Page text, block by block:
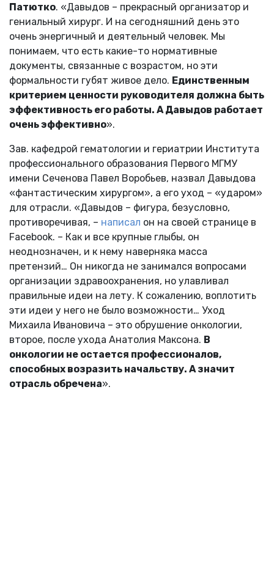
Патютко. «Давыдов – прекрасный организатор и
гениальный хирург. И на сегодняшний день это
очень энергичный и деятельный человек. Мы
понимаем, что есть какие-то нормативные
документы, связанные с возрастом, но эти
формальности губят живое дело. Единственным
критерием ценности руководителя должна быть
эффективность его работы. А Давыдов работает
очень эффективно».
Зав. кафедрой гематологии и гериатрии Института
профессионального образования Первого МГМУ
имени Сеченова Павел Воробьев, назвал Давыдова
«фантастическим хирургом», а его уход – «ударом»
для отрасли. «Давыдов – фигура, безусловно,
противоречивая, – написал он на своей странице в
Facebook. – Как и все крупные глыбы, он
неоднозначен, и к нему наверняка масса
претензий… Он никогда не занимался вопросами
организации здравоохранения, но улавливал
правильные идеи на лету. К сожалению, воплотить
эти идеи у него не было возможности… Уход
Михаила Ивановича – это обрушение онкологии,
второе, после ухода Анатолия Максона. В
онкологии не остается профессионалов,
способных возразить начальству. А значит
отрасль обречена».